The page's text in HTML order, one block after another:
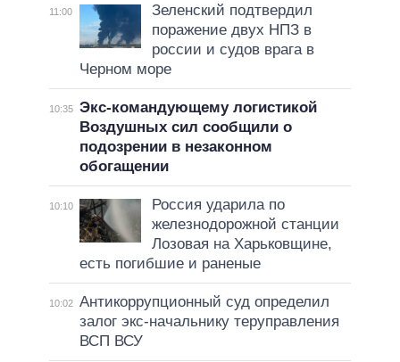
11:00
Зеленский подтвердил
поражение двух НПЗ в
россии и судов врага в
Черном море
10:35 Экс-командующему логистикой
Воздушных сил сообщили о
подозрении в незаконном
обогащении
10:10
Россия ударила по
железнодорожной станции
Лозовая на Харьковщине,
есть погибшие и раненые
10:02 Антикоррупционный суд определил
залог экс-начальнику теруправления
ВСП ВСУ